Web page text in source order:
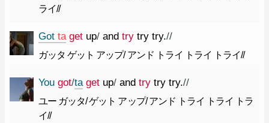
ライ//
Got ta get up/ and try try try.//
ガッタ ゲット アップ/ アンド トライ トライ トライ//
You got/ta get up/ and try try try.//
ユー ガッタ/ ゲット アップ/ アンド トライ トライ トラ
イ//